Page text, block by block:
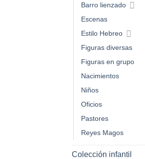
Barro lienzado
Escenas
Estilo Hebreo
Figuras diversas
Figuras en grupo
Nacimientos
Niños
Oficios
Pastores
Reyes Magos
Colección infantil